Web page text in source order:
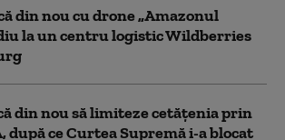
din nou cu drone „Amazonul
la un centru logistic Wildberries
din nou să limiteze cetățenia prin
după ce Curtea Supremă i-a blocat